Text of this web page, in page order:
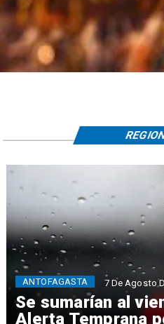
Se sumarían al
Alerta Temprana
ANTOFAGASTA 7 De Agosto